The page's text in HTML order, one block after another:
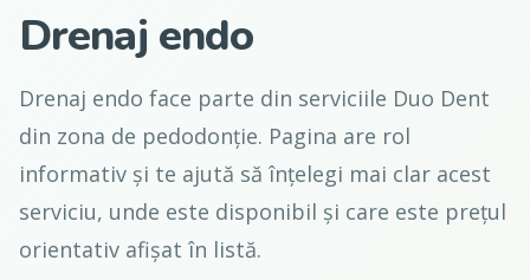
Drenaj endo
Drenaj endo face parte din serviciile Duo Dent
din zona de pedodonție. Pagina are rol
informativ și te ajută să înțelegi mai clar acest
serviciu, unde este disponibil și care este prețul
orientativ afișat în listă.